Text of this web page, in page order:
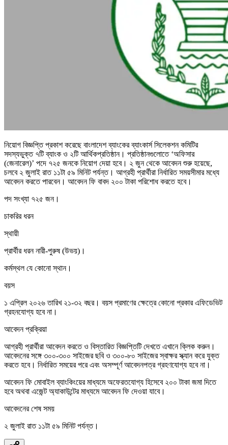
নিয়োগ বিজ্ঞপ্তি প্রকাশ করেছে বাংলাদেশ ব্যাংকের ব্যাংকার্স সিলেকশন কমিটির
সদস্যভুক্ত ৭টি ব্যাংক ও ২টি আর্থিকপ্রতিষ্ঠান। প্রতিষ্ঠানগুলোতে ‘অফিসার
(জেনারেল)’ পদে ৭২৫ জনকে নিয়োগ দেয়া হবে। ২ জুন থেকে আবেদন শুরু হয়েছে,
চলবে ২ জুলাই রাত ১১টা ৫৯ মিনিট পর্যন্ত। আগ্রহী প্রার্থীরা নির্ধারিত সময়সীমার মধ্যে
আবেদন করতে পারবেন। আবেদন ফি বাবদ ২০০ টাকা পরিশোধ করতে হবে।
পদ সংখ্যা ৭২৫ জন।
চাকরির ধরন
স্থায়ী
প্রার্থীর ধরন নারী-পুরুষ (উভয়)।
কর্মস্থল যে কোনো স্থান।
বয়স
১ এপ্রিল ২০২৬ তারিখ ২১-৩২ বছর। বয়স প্রমাণের ক্ষেত্রে কোনো প্রকার এফিডেভিট
গ্রহনযোগ্য হবে না।
আবেদন প্রক্রিয়া
আগ্রহী প্রার্থীরা আবেদন করতে ও বিস্তারিত বিজ্ঞপ্তিটি দেখতে এখানে ক্লিক করুন।
আবেদনের সঙ্গে ৩০০-৩০০ সাইজের ছবি ও ৩০০-৮০ সাইজের স্বাক্ষর স্ক্যান করে যুক্ত
করতে হবে। নির্ধারিত সময়ের পরে এবং অসম্পূর্ণ আবেদনপত্র গ্রহণযোগ্য হবে না।
আবেদন ফি মোবাইল ব্যাংকিংয়ের মাধ্যমে অফেরতযোগ্য হিসেবে ২০০ টাকা জমা দিতে
হবে অথবা এজেন্ট অ্যাকাউন্টের মাধ্যমে আবেদন ফি দেওয়া যাবে।
আবেদনের শেষ সময়
২ জুলাই রাত ১১টা ৫৯ মিনিট পর্যন্ত।